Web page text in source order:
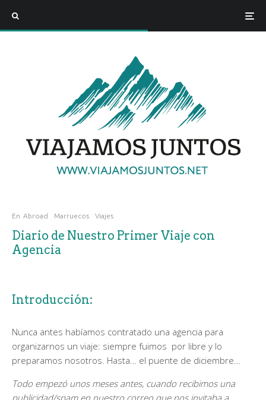
En Abroad Marruecos Viajes
Diario de Nuestro Primer Viaje con
Agencia
Introducción:
Nunca antes habíamos contratado una agencia para
organizarnos un viaje: siempre fuimos por libre y lo
preparamos nosotros. Hasta… el puente de diciembre…
Todo empezó unos meses antes, cuando recibimos una
publicidad/spam en nuestro correo que nos invitaba a